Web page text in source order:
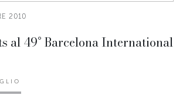
2010
al 49° Barcelona International